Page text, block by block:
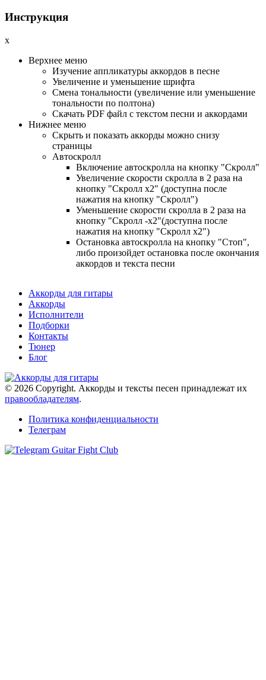
Инструкция
x
Верхнее меню
Изучение аппликатуры аккордов в песне
Увеличение и уменьшение шрифта
Смена тональности (увеличение или уменьшение
тональности по полтона)
Cкачать PDF файл с текстом песни и аккордами
Нижнее меню
Скрыть и показать аккорды можно снизу
страницы
Автоскролл
Включение автоскролла на кнопку "Скролл"
Увеличение скорости скролла в 2 раза на
кнопку "Скролл x2" (доступна после
нажатия на кнопку "Скролл")
Уменьшение скорости скролла в 2 раза на
кнопку "Скролл -x2"(доступна после
нажатия на кнопку "Скролл x2")
Остановка автоскролла на кнопку "Стоп",
либо произойдет остановка после окончания
аккордов и текста песни
Аккорды для гитары
Аккорды
Исполнители
Подборки
Контакты
Тюнер
Блог
© 2026 Copyright. Аккорды и тексты песен принадлежат их
правообладателям.
Политика конфиденциальности
Телеграм